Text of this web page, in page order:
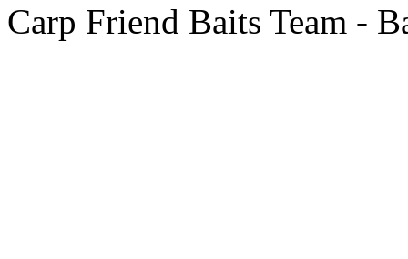
Carp Friend Baits Team -